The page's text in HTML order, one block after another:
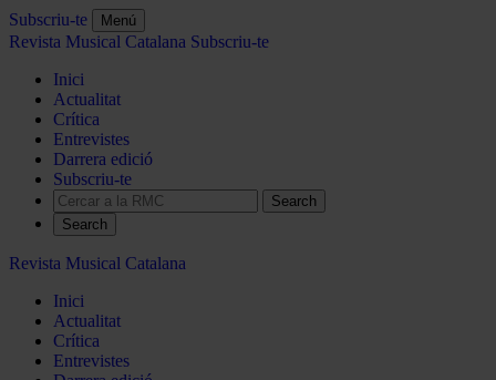
Subscriu-te Menú
Revista Musical Catalana Subscriu-te
Inici
Actualitat
Crítica
Entrevistes
Darrera edició
Subscriu-te
Search
Revista Musical Catalana
Inici
Actualitat
Crítica
Entrevistes